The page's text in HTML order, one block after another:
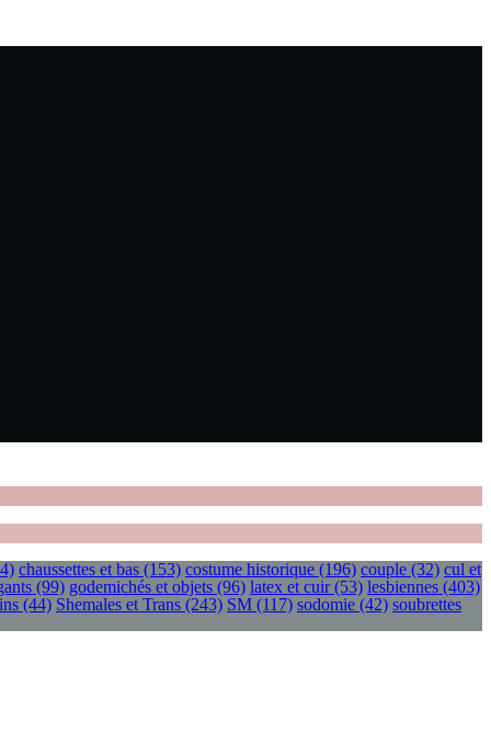
chaussettes et bas (153) costume historique (196) couple (32) cul et
(99) godemichés et objets (96) latex et cuir(53) lesbiennes (403)
(44) Shemales et Trans (243) SM (117) sodomie (42) soubrettes